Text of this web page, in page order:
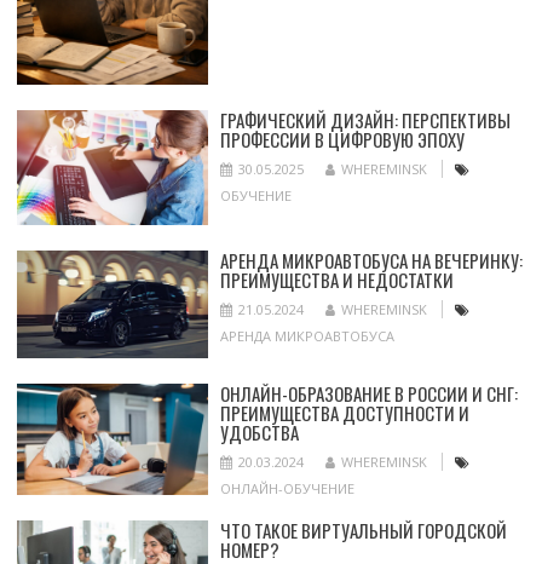
ГРАФИЧЕСКИЙ ДИЗАЙН: ПЕРСПЕКТИВЫ
ПРОФЕССИИ В ЦИФРОВУЮ ЭПОХУ
30.05.2025
WHEREMINSK
ОБУЧЕНИЕ
АРЕНДА МИКРОАВТОБУСА НА ВЕЧЕРИНКУ:
ПРЕИМУЩЕСТВА И НЕДОСТАТКИ
21.05.2024
WHEREMINSK
АРЕНДА МИКРОАВТОБУСА
ОНЛАЙН-ОБРАЗОВАНИЕ В РОССИИ И СНГ:
ПРЕИМУЩЕСТВА ДОСТУПНОСТИ И
УДОБСТВА
20.03.2024
WHEREMINSK
ОНЛАЙН-ОБУЧЕНИЕ
ЧТО ТАКОЕ ВИРТУАЛЬНЫЙ ГОРОДСКОЙ
НОМЕР?